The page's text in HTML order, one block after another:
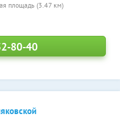
площадь (3.47 км)
80-40